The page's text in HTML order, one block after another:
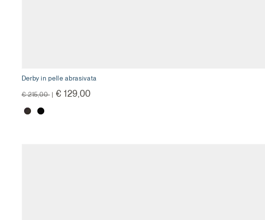
Derby in pelle abrasivata
Price reduced from
€ 215,00 to| € 129,00